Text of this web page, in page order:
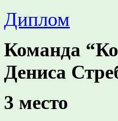
Диплом
Команда
Дениса
3 место